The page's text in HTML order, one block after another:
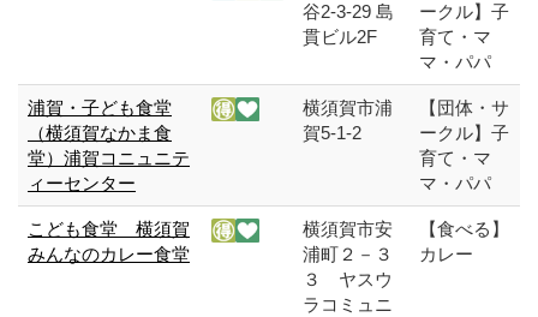
谷2-3-29 島
貫ビル2F
ークル】子
育て・マ
マ・パパ
浦賀・子ども食堂
（横須賀なかま食
堂）浦賀コニュニテ
ィーセンター
横須賀市浦
賀5-1-2
【団体・サ
ークル】子
育て・マ
マ・パパ
こども食堂 横須賀
みんなのカレー食堂
横須賀市安
浦町２－３
３ ヤスウ
ラコミュニ
【食べる】
カレー